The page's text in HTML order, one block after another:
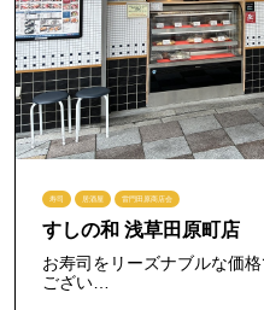
寿司 居酒屋 雷門田原商店会
すしの和 浅草田原町店
お寿司をリーズナブルな価
ござい…